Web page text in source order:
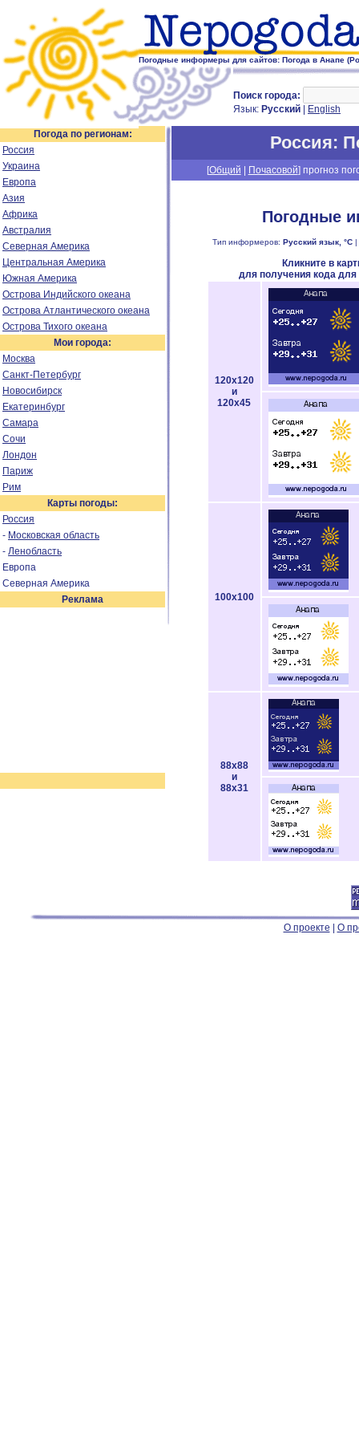
Погодные информеры для сайтов: Погода в Анапе
Поиск города:
Язык: Русский English
Погода по регионам:
Россия
Украина
Европа
Азия
Африка
Австралия
Северная Америка
Центральная Америка
Южная Америка
Острова Индийского океана
Острова Атлантического океана
Острова Тихого океана
Мои города:
Москва
Санкт-Петербург
Новосибирск
Екатеринбург
Самара
Сочи
Лондон
Париж
Рим
Карты погоды:
Россия
- Московская область
- Ленобласть
Европа
Северная Америка
Реклама
Россия:
[Общий Почасовой] прогноз
Погодные
Тип информеров: Русский язык, °C|
Кликните в
для получения кода
120x120
и
120x45
100x100
88x88
и
88x31
О проекте О